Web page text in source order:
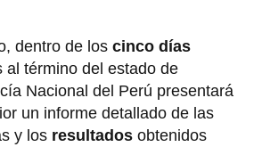
dentro de los cinco días
al término del estado de
Nacional del Perú presentará
un informe detallado de las
y los resultados obtenidos